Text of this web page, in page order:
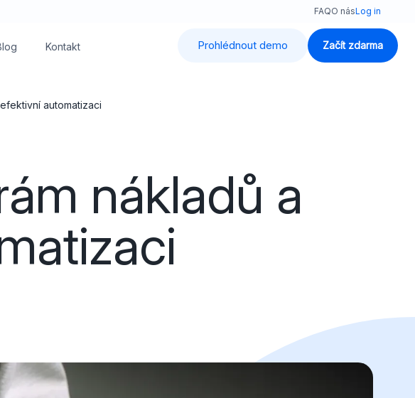
FAQO násLog in
Kontakt Prohlédnout demo Začít zdarma
automatizaci
nákladů a